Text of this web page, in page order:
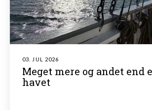
03. JUL 2026
Meget mere og andet end
havet